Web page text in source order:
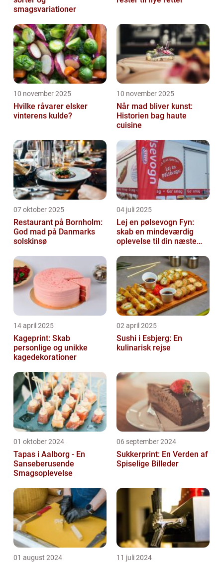
smagsvariationer
10 november 2025
Hvilke råvarer elsker
vinterens kulde?
10 november 2025
Når mad bliver kunst:
Historien bag haute
cuisine
07 oktober 2025
Restaurant på Bornholm:
God mad på Danmarks
solskinsø
04 juli 2025
Lej en pølsevogn Fyn:
skab en mindeværdig
oplevelse til din næste
14 april 2025
Kageprint: Skab
personlige og unikke
kagedekorationer
02 april 2025
Sushi i Esbjerg: En
kulinarisk rejse
01 oktober 2024
Tapas i Aalborg - En
Sanseberusende
Smagsoplevelse
06 september 2024
Sukkerprint: En Verden af
Spiselige Billeder
01 august 2024 11 juli 2024